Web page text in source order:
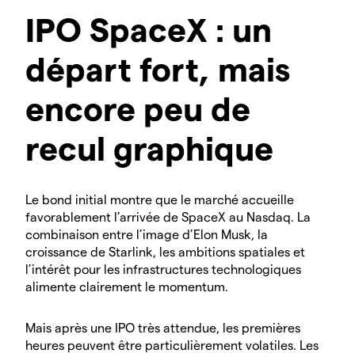
IPO SpaceX : un
départ fort, mais
encore peu de
recul graphique
Le bond initial montre que le marché accueille
favorablement l’arrivée de SpaceX au Nasdaq. La
combinaison entre l’image d’Elon Musk, la
croissance de Starlink, les ambitions spatiales et
l’intérêt pour les infrastructures technologiques
alimente clairement le momentum.
Mais après une IPO très attendue, les premières
heures peuvent être particulièrement volatiles. Les